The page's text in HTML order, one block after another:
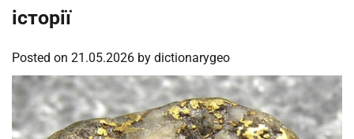
історії
Posted on 21.05.2026 by dictionarygeo